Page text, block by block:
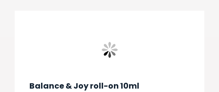
Balance & Joy roll-on 10ml